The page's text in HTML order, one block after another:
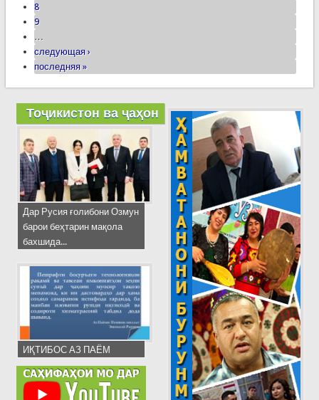
8
9
…
следующая ›
последняя »
Тоҷикистон ва ҷаҳон
Дар Русия ғолибони Озмун
барои беҳтарин мақола
бахшида...
ИҚТИБОС АЗ ПАЁМ